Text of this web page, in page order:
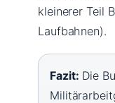
kleinerer Teil
Laufbahnen).
Fazit: Die